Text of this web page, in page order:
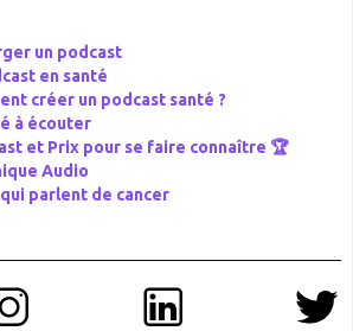
un podcast
en santé
créer un podcast santé ?
à écouter
et Prix pour se faire connaître 🏆
Audio
parlent de cancer